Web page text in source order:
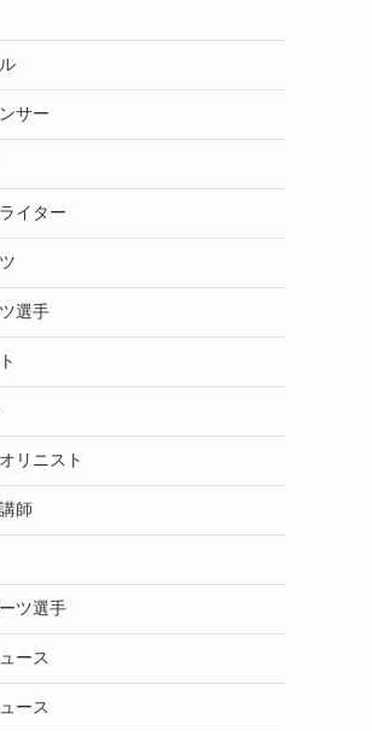
サー
イター
選手
リニスト
師
ツ選手
ース
ース